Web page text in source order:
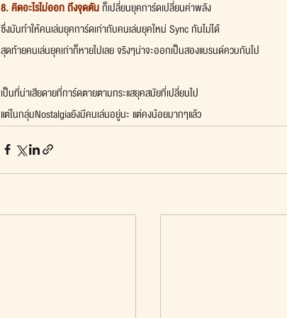
8. คิดอะไรไม่ออก ถึงจุดตัน ก็เปลี่ยนยุคการ์ดเปลี่ยนค่าพลัง
ซึ่งมันทำให้คนเล่นยุคการ์ดเก่ากับคนเล่นยุคใหม่ Sync กันไม่ได้
สุดท้ายคนเล่นยุคเก่าก็หายไปเลย จริงๆน่าจะออกเป็นสองแบรนด์ควบกันไป
เป็นที่น่าเสียดายที่การ์ดตายตามกระแสยุคสมัยที่เปลี่ยนไป
แต่ในกลุ่มNostalgiaยังมีคนเล่นอยู่นะ แต่คงน้อยมากๆแล้ว